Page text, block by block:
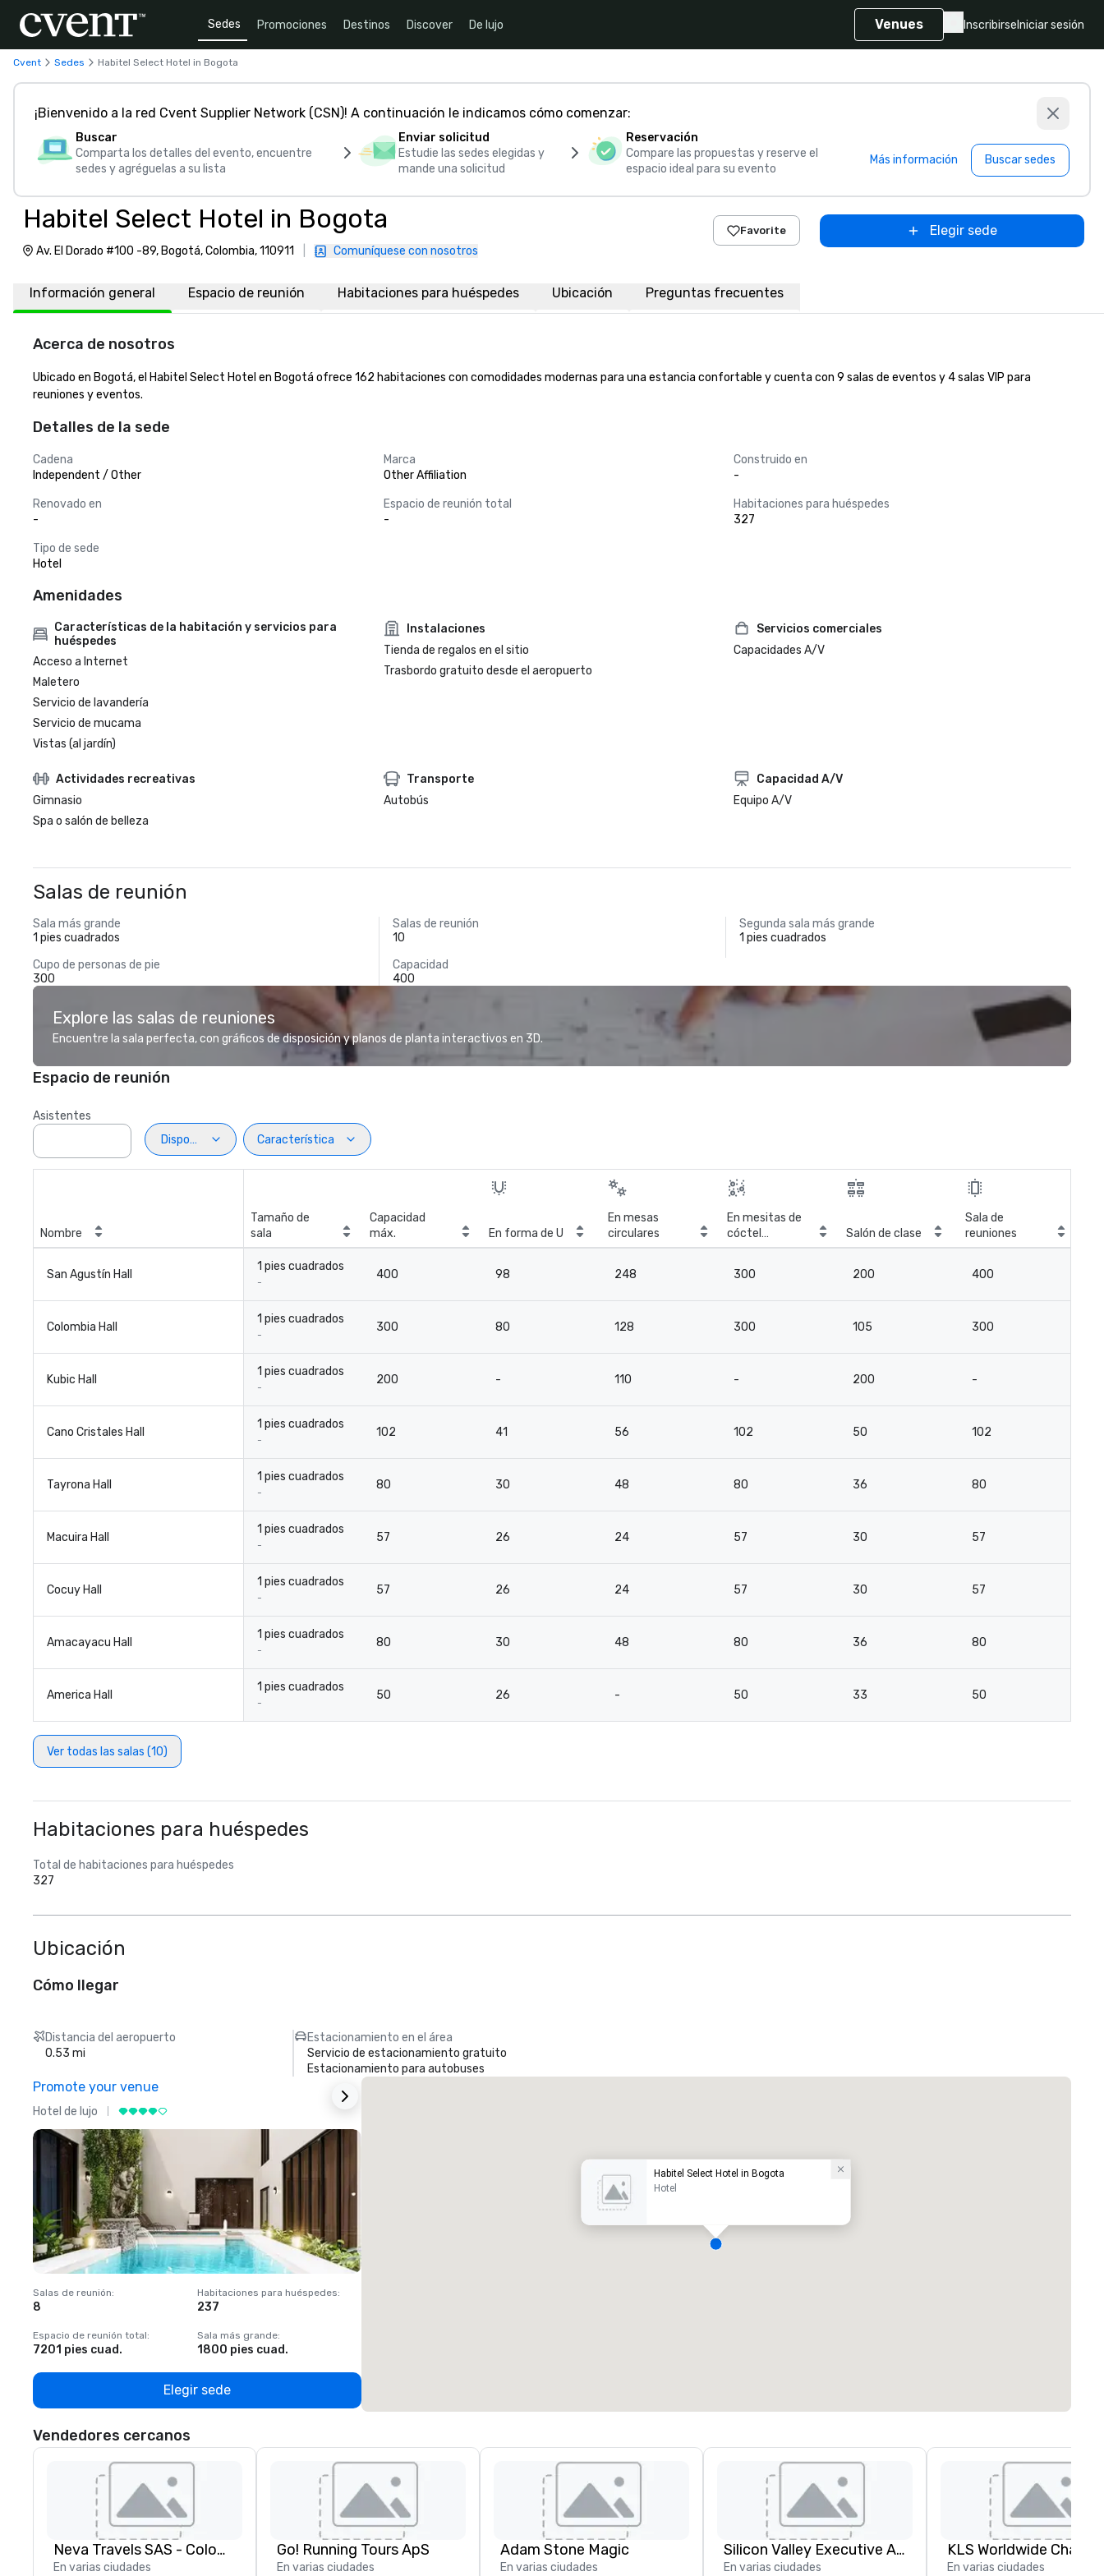
Sedes Promociones Destinos Discover De lujo Venues Inscribirse Iniciar sesión
Cvent Sedes Habitel Select Hotel in Bogota
¡Bienvenido a la red Cvent Supplier Network (CSN)! A continuación le indicamos cómo comenzar:
Buscar
Comparta los detalles del evento, encuentre
sedes y agréguelas a su lista
Enviar solicitud
Estudie las sedes elegidas y
mande una solicitud
Reservación
Compare las propuestas y reserve el
espacio ideal para su evento
Más información Buscar sedes
Habitel Select Hotel in Bogota
Av. El Dorado #100 -89, Bogotá, Colombia, 110911 Comuníquese con nosotros
Favorite Elegir sede
Información general Espacio de reunión Habitaciones para huéspedes Ubicación Preguntas frecuentes
Acerca de nosotros
Ubicado en Bogotá, el Habitel Select Hotel en Bogotá ofrece 162 habitaciones con comodidades modernas para una estancia confortable y cuenta con 9 salas de eventos y 4 salas VIP para
reuniones y eventos.
Detalles de la sede
Cadena
Independent / Other
Marca
Other Affiliation
Construido en
-
Renovado en
-
Espacio de reunión total
-
Habitaciones para huéspedes
327
Tipo de sede
Hotel
Amenidades
Características de la habitación y servicios para
huéspedes
Acceso a Internet
Maletero
Servicio de lavandería
Servicio de mucama
Vistas (al jardín)
Instalaciones
Tienda de regalos en el sitio
Trasbordo gratuito desde el aeropuerto
Servicios comerciales
Capacidades A/V
Actividades recreativas
Gimnasio
Spa o salón de belleza
Transporte
Autobús
Capacidad A/V
Equipo A/V
Salas de reunión
Sala más grande
1 pies cuadrados
Salas de reunión
10
Segunda sala más grande
1 pies cuadrados
Cupo de personas de pie
300
Capacidad
400
Explore las salas de reuniones
Encuentre la sala perfecta, con gráficos de disposición y planos de planta interactivos en 3D.
Espacio de reunión
Asistentes
Disposiciön
Característica
Nombre
Tamaño de
sala
Capacidad
máx.
En forma de U
En mesas
circulares
En mesitas de
cóctel
circulares
Salón de clase
Sala de
reuniones
San Agustín Hall
1 pies cuadrados
-
400 98 248 300 200 400
Colombia Hall
1 pies cuadrados
-
300 80 128 300 105 300
Kubic Hall
1 pies cuadrados
-
200 - 110 - 200 -
Cano Cristales Hall
1 pies cuadrados
-
102 41 56 102 50 102
Tayrona Hall
1 pies cuadrados
-
80 30 48 80 36 80
Macuira Hall
1 pies cuadrados
-
57 26 24 57 30 57
Cocuy Hall
1 pies cuadrados
-
57 26 24 57 30 57
Amacayacu Hall
1 pies cuadrados
-
80 30 48 80 36 80
America Hall
1 pies cuadrados
-
50 26 - 50 33 50
Ver todas las salas (10)
Habitaciones para huéspedes
Total de habitaciones para huéspedes
327
Ubicación
Cómo llegar
Distancia del aeropuerto
0.53 mi
Estacionamiento en el área
Servicio de estacionamiento gratuito
Estacionamiento para autobuses
Promote your venue
Hotel de lujo
Salas de reunión:
8
Habitaciones para huéspedes:
237
Espacio de reunión total:
7201 pies cuad.
Sala más grande:
1800 pies cuad.
Elegir sede
Habitel Select Hotel in Bogota
Hotel
Vendedores cercanos
Neva Travels SAS - Colombia Pass
En varias ciudades
Go! Running Tours ApS
En varias ciudades
Adam Stone Magic
En varias ciudades
Silicon Valley Executive Academy
En varias ciudades
En varias ciudades